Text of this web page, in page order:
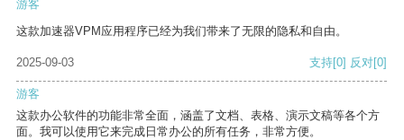
游客
这款加速器VPM应用程序已经为我们带来了无限的隐私和自由。
2025-09-03 支持[0] 反对[0]
游客
这款办公软件的功能非常全面，涵盖了文档、表格、演示文稿等各个方
面。我可以使用它来完成日常办公的所有任务，非常方便。